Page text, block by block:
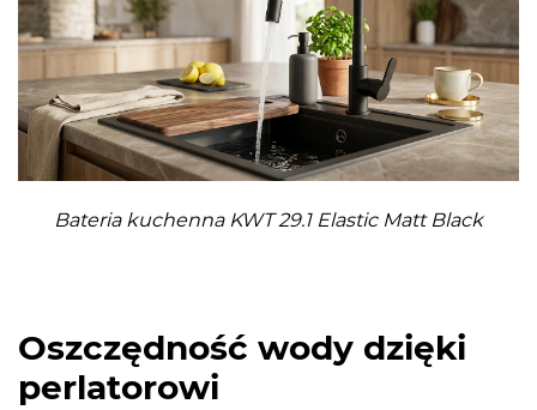
Bateria kuchenna KWT 29.1 Elastic Matt Black
Oszczędność wody dzięki
perlatorowi